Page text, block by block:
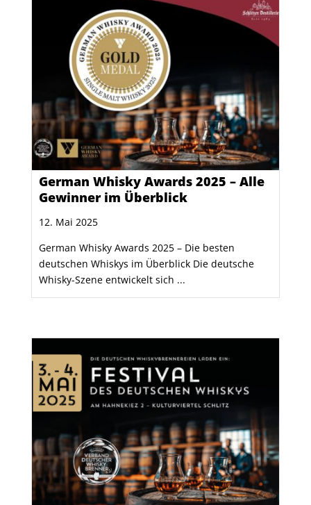
German Whisky Awards 2025 – Alle
Gewinner im Überblick
12. Mai 2025
German Whisky Awards 2025 – Die besten
deutschen Whiskys im Überblick Die deutsche
Whisky-Szene entwickelt sich ...